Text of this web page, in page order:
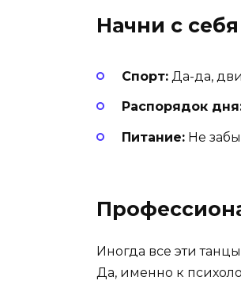
Начни с себя
Спорт: Да-да,
Распорядок
Питание: Не
Иногда все эти
Да, именно к